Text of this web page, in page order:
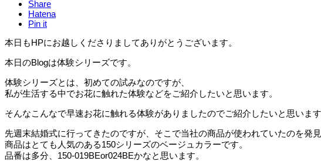
Share
Hatena
Pin it
本日もHPにお越しくださりましてありがとうございます。
本日のBlogは体験シリーズです。
体験シリーズとは、初めての試みなのですが、
私が生活する中でお花に触れた体験などをご紹介したいと思います。
そんなこんなで早速お花に触れる体験がありましたのでご紹介したいと思います
先週末結婚式に行ってきたのですが、そこで当社の商品が使われていたのを発見
商品はとても人気のある150シリーズのベージュカラーです。
品番は多分、150-019BEor024BEかなと思います。